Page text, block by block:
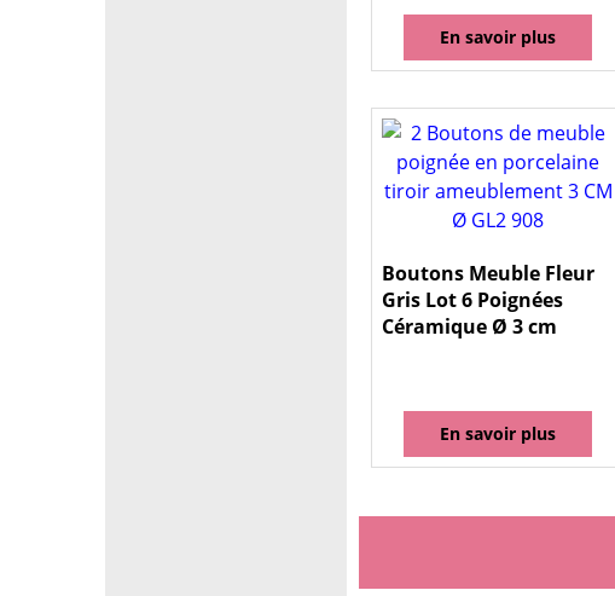
En savoir plus
Boutons Meuble Fleur
Gris Lot 6 Poignées
Céramique Ø 3 cm
En savoir plus